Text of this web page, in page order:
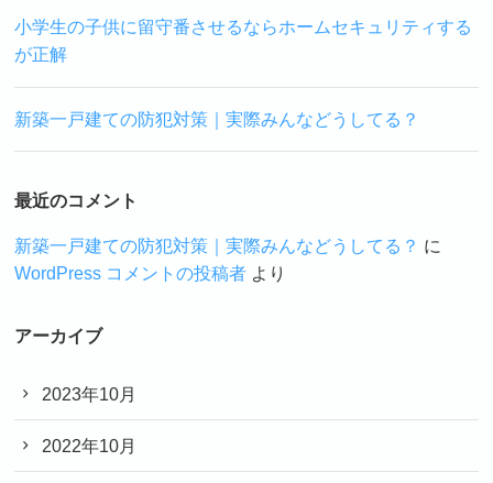
小学生の子供に留守番させるならホームセキュリティする
が正解
新築一戸建ての防犯対策｜実際みんなどうしてる？
最近のコメント
新築一戸建ての防犯対策｜実際みんなどうしてる？ に
WordPress コメントの投稿者 より
アーカイブ
2023年10月
2022年10月